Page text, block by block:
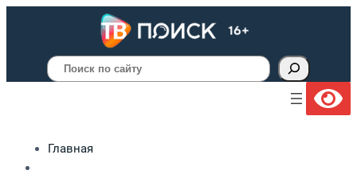
Поиск
Главная